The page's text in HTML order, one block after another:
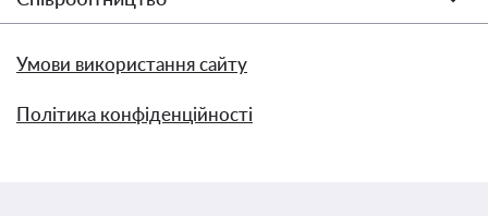
Умови використання сайту
Політика конфіденційності